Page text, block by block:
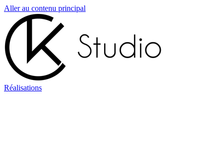
Aller au contenu principal
Réalisations